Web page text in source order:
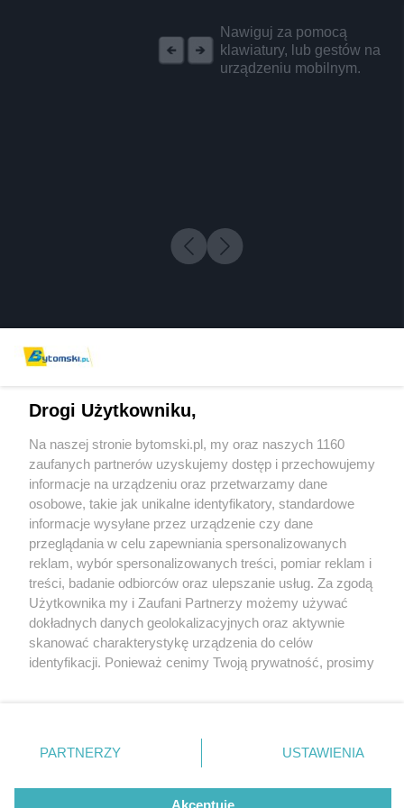
Nawiguj za pomocą
klawiatury, lub gestów na
urządzeniu mobilnym.
3 / 0
Wydawca mediów lokalnych
Nie zapomnij
zapoznać się z:
polityką prywatności regulamin korzystania z portali
Twojemiasto
Piekary Śląskie
Chorzów
Tarnowskie Góry
Gliwice
Skontakuj sięz nami
Kontakt
Wydawca
Pogoda
Drogi Użytkowniku,
Na naszej stronie bytomski.pl, my oraz naszych 1160
zaufanych partnerów uzyskujemy dostęp i przechowujemy
informacje na urządzeniu oraz przetwarzamy dane
osobowe, takie jak unikalne identyfikatory, standardowe
informacje wysyłane przez urządzenie czy dane
przeglądania w celu zapewniania spersonalizowanych
reklam, wybór spersonalizowanych treści, pomiar reklam i
treści, badanie odbiorców oraz ulepszanie usług. Za zgodą
Użytkownika my i Zaufani Partnerzy możemy używać
dokładnych danych geolokalizacyjnych oraz aktywnie
skanować charakterystykę urządzenia do celów
identyfikacji. Ponieważ cenimy Twoją prywatność, prosimy
prywatności znajdujący się w lewym dolnym rogu strony
. Niektóre rodzaje przetwarzania danych nie wymagają
zgody użytkownika, ale masz prawo sprzeciwić się
takiemu przetwarzaniu. Preferencje będą miały
PARTNERZY USTAWIENIA
Akceptuję